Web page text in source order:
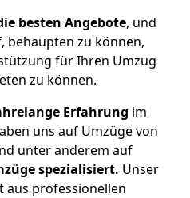
besten Angebote, und
behaupten zu können,
für Ihren Umzug
zu können.
Erfahrung im
uns auf Umzüge von
unter anderem auf
spezialisiert. Unser
aus professionellen